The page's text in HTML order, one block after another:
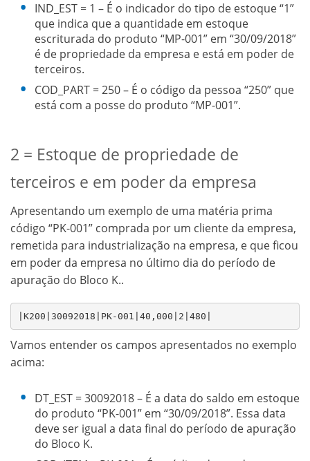
IND_EST = 1 – É o indicador do tipo de estoque “1”
que indica que a quantidade em estoque
escriturada do produto “MP-001” em “30/09/2018”
é de propriedade da empresa e está em poder de
terceiros.
COD_PART = 250 – É o código da pessoa “250” que
está com a posse do produto “MP-001”.
2 = Estoque de propriedade de
terceiros e em poder da empresa
Apresentando um exemplo de uma matéria prima
código “PK-001” comprada por um cliente da empresa,
remetida para industrialização na empresa, e que ficou
em poder da empresa no último dia do período de
apuração do Bloco K..
|K200|30092018|PK-001|40,000|2|480|
Vamos entender os campos apresentados no exemplo
acima:
DT_EST = 30092018 – É a data do saldo em estoque
do produto “PK-001” em “30/09/2018”. Essa data
deve ser igual a data final do período de apuração
do Bloco K.